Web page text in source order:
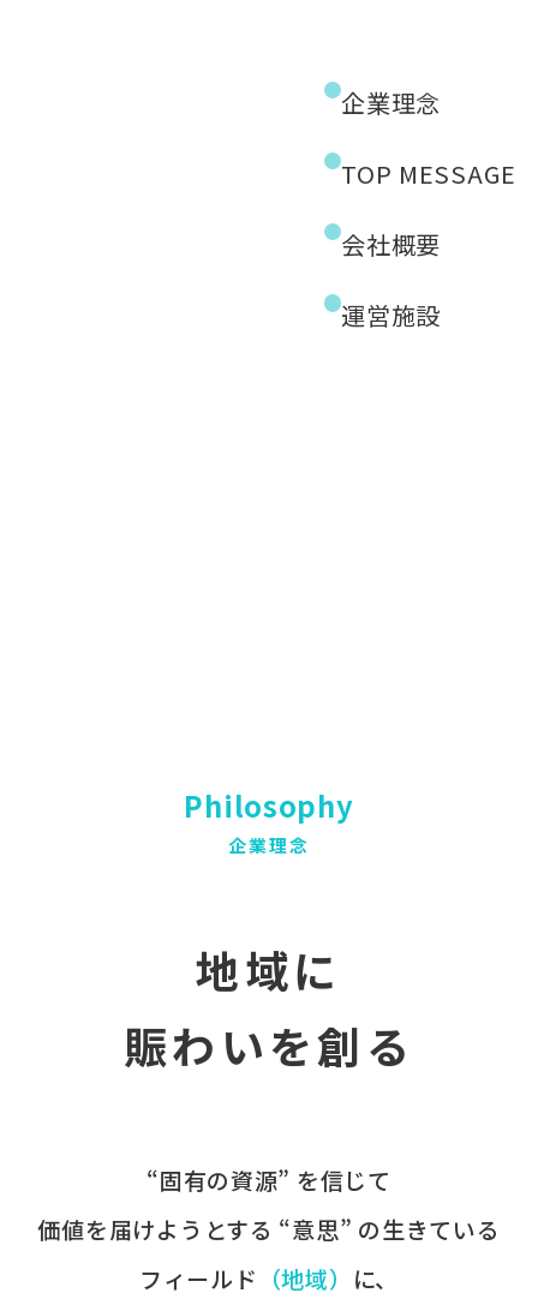
企業理念
TOP MESSAGE
会社概要
運営施設
Philosophy
企業理念
地域に
賑わいを創る
“固有の​資源” を​信じて
価値を​届けようとする​ “意思” の​生きている
フィールド ​（地域） に、​